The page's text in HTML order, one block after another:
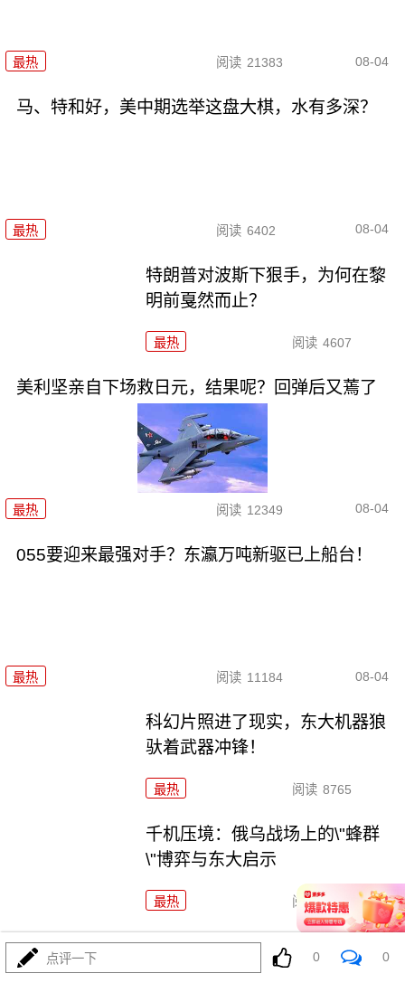
最热 阅读 21383 08-04
马、特和好，美中期选举这盘大棋，水有多深？
最热 阅读 6402 08-04
特朗普对波斯下狠手，为何在黎
明前戛然而止？
最热 阅读 4607
美利坚亲自下场救日元，结果呢？回弹后又蔫了
最热 阅读 12349 08-04
055要迎来最强对手？东瀛万吨新驱已上船台！
最热 阅读 11184 08-04
科幻片照进了现实，东大机器狼
驮着武器冲锋！
最热 阅读 8765
千机压境：俄乌战场上的\"蜂群
\"博弈与东大启示
最热 阅读 8551
波斯要给中东\"物理断网\"，特朗普忙递橄榄枝？
点评一下 0 0